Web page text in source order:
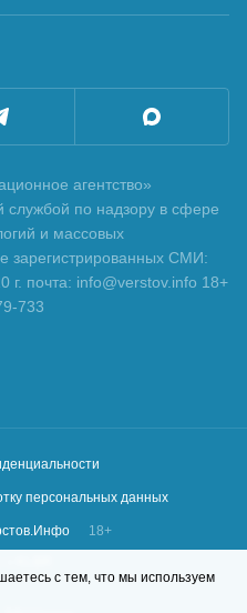
агентство»
службой по надзору в сфере
и массовых
зарегистрированных СМИ:
почта: info@verstov.info 18+
733
персональных данных
18+
с тем, что мы используем